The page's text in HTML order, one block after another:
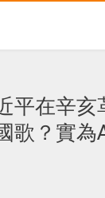
平在辛
歌？實為